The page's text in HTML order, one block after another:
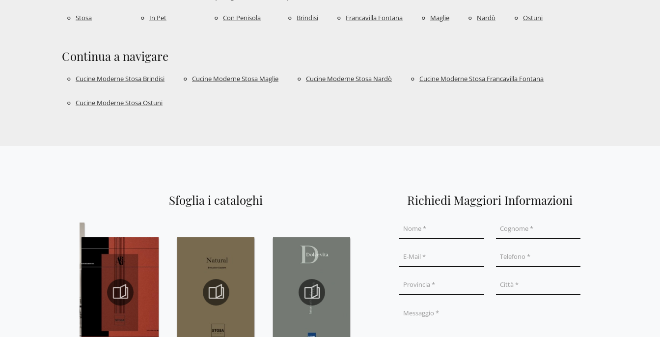
Stosa In Pet Con Penisola Brindisi Francavilla Fontana Maglie Nardò Ostuni
Continua a navigare
Cucine Moderne Stosa Brindisi Cucine Moderne Stosa Maglie Cucine Moderne Stosa Nardò Cucine Moderne Stosa Francavilla Fontana
Cucine Moderne Stosa Ostuni
Sfoglia i cataloghi Richiedi Maggiori Informazioni